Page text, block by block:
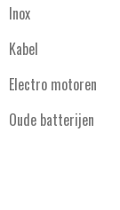
Inox
Kabel
Electro motoren
Oude batterijen